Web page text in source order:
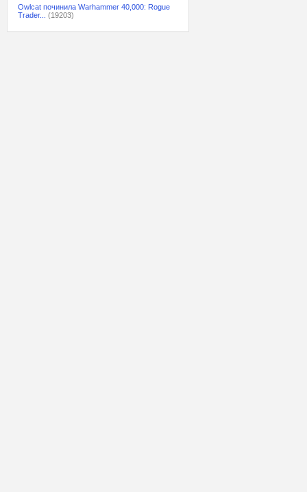
Owlcat починила Warhammer 40,000: Rogue
Trader...
(19203)